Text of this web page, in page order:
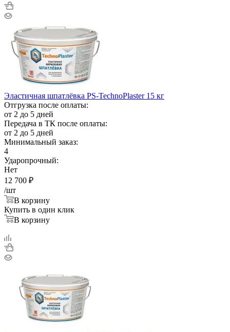
Эластичная шпатлёвка PS-TechnoPlaster 15 кг
Отгрузка после оплаты:
от 2 до 5 дней
Передача в ТК после оплаты:
от 2 до 5 дней
Минимальный заказ:
4
Ударопрочный:
Нет
12 700 ₽
/шт
В корзину
Купить в один клик
В корзину